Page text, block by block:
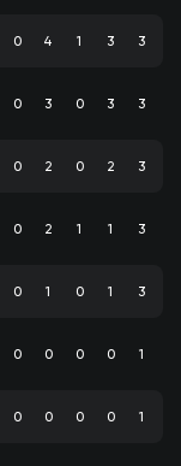
0 4 1 3 3
0 3 0 3 3
0 2 0 2 3
0 2 1 1 3
0 1 0 1 3
0 0 0 0 1
0 0 0 0 1